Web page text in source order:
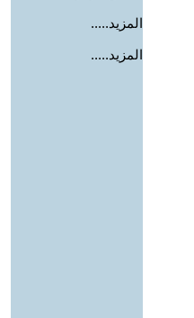
المزيد.....
المزيد.....